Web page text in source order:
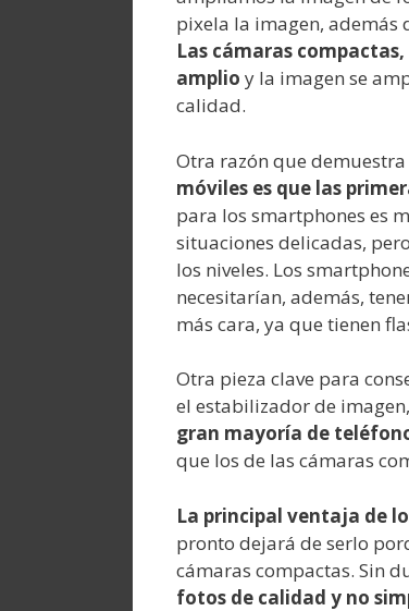
pixela la imagen, además
Las cámaras
amplio y la imagen se
calidad.
Otra razón que
móviles es que las
para los smartphones es
situaciones delicadas,
los niveles. Los
necesitarían, además,
más cara, ya que tienen
Otra pieza clave para
el estabilizador de
gran mayoría de
que los de las cámaras
La principal ventaja de
pronto dejará de serlo
cámaras compactas. Sin
fotos de calidad y no